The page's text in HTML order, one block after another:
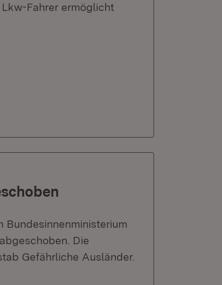
Fahrer ermöglicht
Bundesinnenministerium
Die
Gefährliche Ausländer.